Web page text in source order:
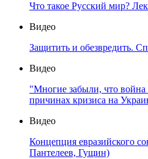
Что такое Русский мир?
Видео
Защитить и обезвредить.
Видео
"Многие забыли, что война
причинах кризиса на
Видео
Концепция евразийского
Пантелеев, Гущин)